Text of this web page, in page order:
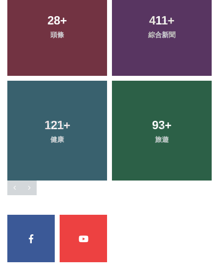
28+
頭條
411+
綜合新聞
121+
健康
93+
旅遊